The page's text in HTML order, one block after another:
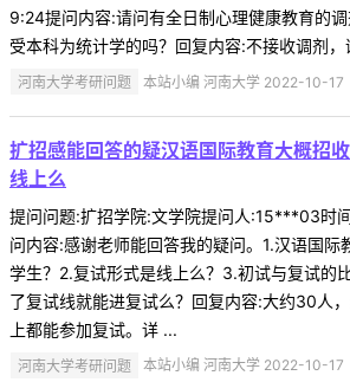
9:24提问内容:请问有全日制心理健康教育的
受本科为统计学的吗？回复内容:不接收调剂，
河南大学考研问题 本站小编 河南大学 2022-10-17
扩招感能回答的疑汉语国际教育大概招
线上么
提问问题:扩招学院:文学院提问人:15***03
问内容:感谢老师能回答我的疑问。1.汉语国际
学生？2.复试形式是线上么？3.初试与复试的
了复试线就能进复试么？回复内容:大约30人
上都能参加复试。详 ...
河南大学考研问题 本站小编 河南大学 2022-10-17